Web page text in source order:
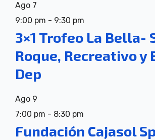
Ago 7
9:00 pm - 9:30 pm
3×1 Trofeo La Bella-
Roque, Recreativo y
Dep
Ago 9
7:00 pm - 8:30 pm
Fundación Cajasol